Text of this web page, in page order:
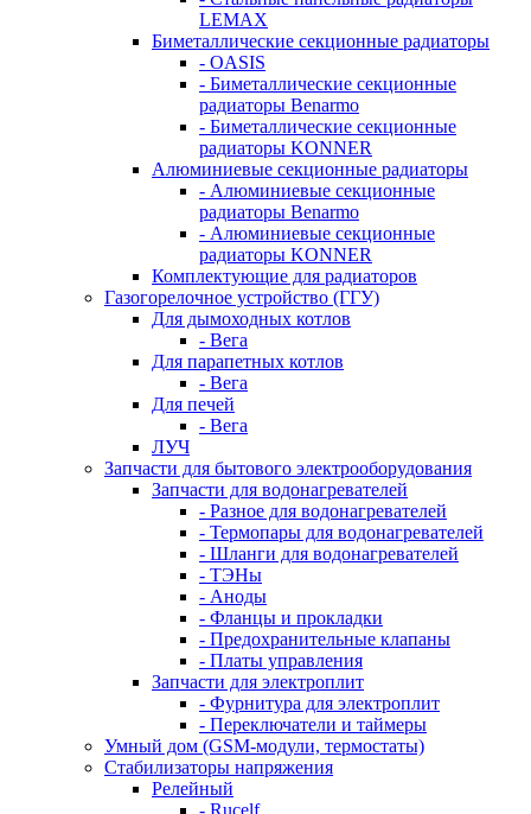
LEMAX
Биметаллические секционные радиаторы
- OASIS
- Биметаллические секционные
радиаторы Benarmo
- Биметаллические секционные
радиаторы KONNER
Алюминиевые секционные радиаторы
- Алюминиевые секционные
радиаторы Benarmo
- Алюминиевые секционные
радиаторы KONNER
Комплектующие для радиаторов
Газогорелочное устройство (ГГУ)
Для дымоходных котлов
- Вега
Для парапетных котлов
- Вега
Для печей
- Вега
ЛУЧ
Запчасти для бытового электрооборудования
Запчасти для водонагревателей
- Разное для водонагревателей
- Термопары для водонагревателей
- Шланги для водонагревателей
- ТЭНы
- Аноды
- Фланцы и прокладки
- Предохранительные клапаны
- Платы управления
Запчасти для электроплит
- Фурнитура для электроплит
- Переключатели и таймеры
Умный дом (GSM-модули, термостаты)
Cтабилизаторы напряжения
Релейный
- Rucelf